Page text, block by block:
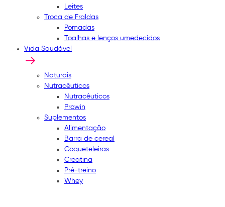
Leites
Troca de Fraldas
Pomadas
Toalhas e lenços umedecidos
Vida Saudável
Naturais
Nutracêuticos
Nutracêuticos
Prowin
Suplementos
Alimentação
Barra de cereal
Coqueteleiras
Creatina
Pré-treino
Whey